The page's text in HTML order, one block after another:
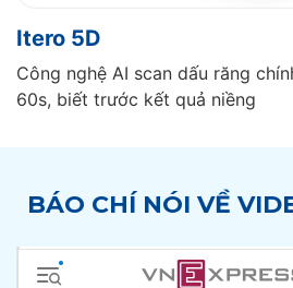
Itero 5D
Công nghệ AI scan dấu răng
60s, biết trước kết quả niềng
BÁO CHÍ NÓI VỀ